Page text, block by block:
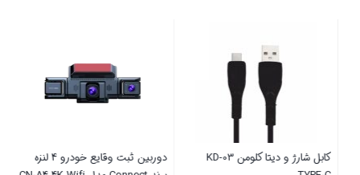
دوربین ثبت وقایع خودرو 4 لنزه
پایه نگهدارنده کلومن K-HD014